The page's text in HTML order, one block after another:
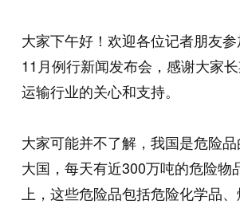
大家下午好！欢迎各位记者朋友
11月例行新闻发布会，感谢大家
运输行业的关心和支持。
大家可能并不了解，我国是危险
大国，每天有近300万吨的危险物
上，这些危险品包括危险化学品